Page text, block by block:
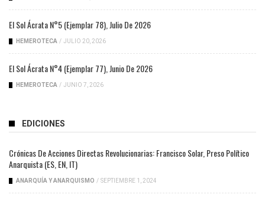
El Sol Ácrata N°5 (ejemplar 78), Julio De 2026
HEMEROTECA / JULIO 20, 2026
El Sol Ácrata N°4 (ejemplar 77), Junio De 2026
HEMEROTECA / JUNIO 7, 2026
EDICIONES
Crónicas De Acciones Directas Revolucionarias: Francisco Solar, Preso Político
Anarquista (ES, EN, IT)
ANARQUÍA Y ANARQUISMO / SEPTIEMBRE 1, 2024